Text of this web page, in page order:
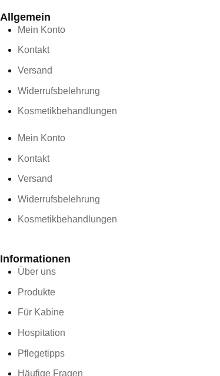
Allgemein
Mein Konto
Kontakt
Versand
Widerrufsbelehrung
Kosmetikbehandlungen
Mein Konto
Kontakt
Versand
Widerrufsbelehrung
Kosmetikbehandlungen
Informationen
Über uns
Produkte
Für Kabine
Hospitation
Pflegetipps
Häufige Fragen